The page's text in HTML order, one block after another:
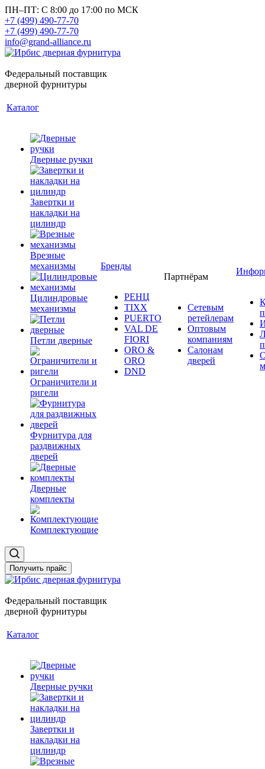
ПН–ПТ: С 8:00 до 17:00 по МСК
+7 (499) 490-77-70
+7 (499) 490-77-70
info@grand-alliance.ru
Федеральный поставщик
дверной фурнитуры
Каталог
Дверные ручки
Завертки и
накладки на
цилиндр
Врезные
механизмы
Цилиндровые
механизмы
Петли дверные
Ограничители и
ригели
Фурнитура для
раздвижных
дверей
Дверные
комплекты
Комплектующие
Бренды
РЕНЦ
TIXX
PUERTO
VAL DE
FIORI
ORO &
ORO
DND
Партнёрам
Сетевым
ретейлерам
Оптовым
компаниям
Салонам
дверей
Получить прайс
Федеральный поставщик
дверной фурнитуры
Каталог
Дверные ручки
Завертки и
накладки на
цилиндр